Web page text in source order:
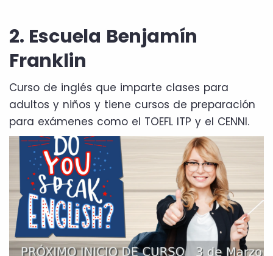
2. Escuela Benjamín
Franklin
Curso de inglés que imparte clases para
adultos y niños y tiene cursos de preparación
para exámenes como el TOEFL ITP y el CENNI.